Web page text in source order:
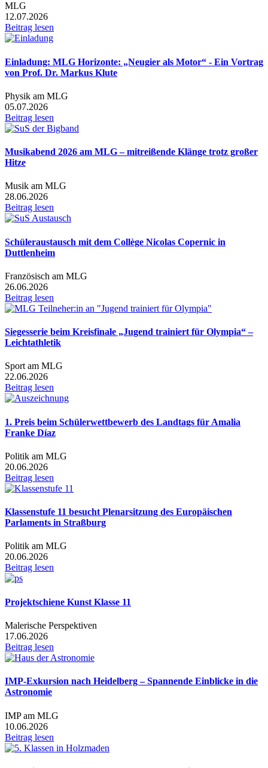
MLG
12.07.2026
Beitrag lesen
Einladung: MLG Horizonte: „Neugier als Motor“ - Ein Vortrag
von Prof. Dr. Markus Klute
Physik am MLG
05.07.2026
Beitrag lesen
Musikabend 2026 am MLG – mitreißende Klänge trotz großer
Hitze
Musik am MLG
28.06.2026
Beitrag lesen
Schüleraustausch mit dem Collège Nicolas Copernic in
Duttlenheim
Französisch am MLG
26.06.2026
Beitrag lesen
Siegesserie beim Kreisfinale „Jugend trainiert für Olympia“ –
Leichtathletik
Sport am MLG
22.06.2026
Beitrag lesen
1. Preis beim Schülerwettbewerb des Landtags für Amalia
Franke Díaz
Politik am MLG
20.06.2026
Beitrag lesen
Klassenstufe 11 besucht Plenarsitzung des Europäischen
Parlaments in Straßburg
Politik am MLG
20.06.2026
Beitrag lesen
Projektschiene Kunst Klasse 11
Malerische Perspektiven
17.06.2026
Beitrag lesen
IMP-Exkursion nach Heidelberg – Spannende Einblicke in die
Astronomie
IMP am MLG
10.06.2026
Beitrag lesen